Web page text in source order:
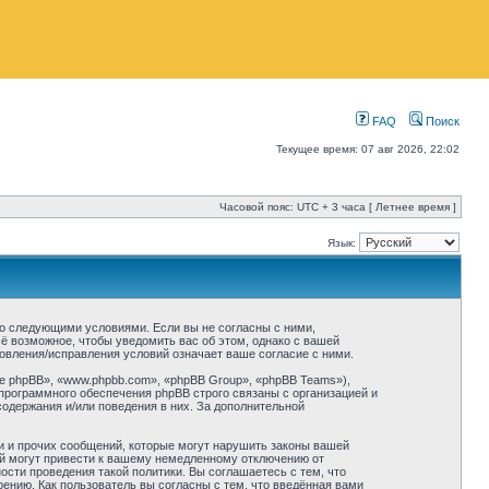
FAQ Поиск
Текущее время: 07 авг 2026, 22:02
Часовой пояс: UTC + 3 часа [ Летнее время ]
Язык:
следующими условиями. Если вы не согласны с ними,
возможное, чтобы уведомить вас об этом, однако с вашей
исправления условий означает ваше согласие с ними.
«www.phpbb.com», «phpBB Group», «phpBB Teams»),
обеспечения phpBB строго связаны с организацией и
и/или поведения в них. За дополнительной
прочих сообщений, которые могут нарушить законы вашей
могут привести к вашему немедленному отключению от
проведения такой политики. Вы соглашаетесь с тем, что
Как пользователь вы согласны с тем, что введённая вами